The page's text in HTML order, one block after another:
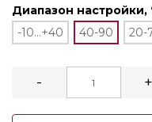
Диапазон настройки,
-10…+40
40-90 20-
- +